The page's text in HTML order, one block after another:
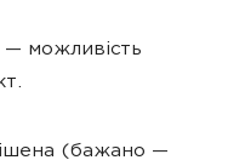
можливість
(бажано —